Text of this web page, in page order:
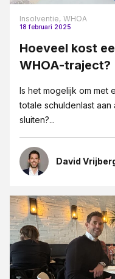
Medezeggeschap en
Mediation
Ondernemingsrecht
Ontslag
Opzegging
Pensioenrecht
Privacy-recht
Reorganisatie
Vastgoedrecht
Insolventie, WHOA
18 februari 2025
Hoeveel kost
WHOA-traject?
Is het mogelijk om met
totale schuldenlast
sluiten?...
David